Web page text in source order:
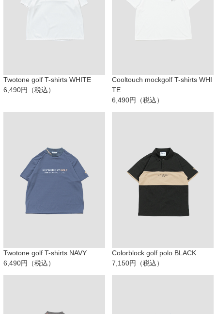
Twotone golf T-shirts WHITE
6,490円（税込）
Cooltouch mockgolf T-shirts WHI
TE
6,490円（税込）
Twotone golf T-shirts NAVY
6,490円（税込）
Colorblock golf polo BLACK
7,150円（税込）